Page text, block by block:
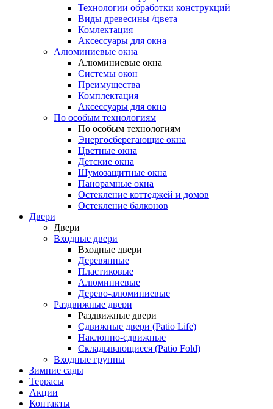
Технологии обработки конструкций
Виды древесины /цвета
Комлектация
Аксессуары для окна
Алюминиевые окна
Алюминиевые окна
Системы окон
Преимущества
Комплектация
Аксессуары для окна
По особым технологиям
По особым технологиям
Энергосберегающие окна
Цветные окна
Детские окна
Шумозащитные окна
Панорамные окна
Остекление коттеджей и домов
Остекление балконов
Двери
Двери
Входные двери
Входные двери
Деревянные
Пластиковые
Алюминиевые
Дерево-алюминиевые
Раздвижные двери
Раздвижные двери
Сдвижные двери (Patio Life)
Наклонно-сдвижные
Складывающиеся (Patio Fold)
Входные группы
Зимние сады
Террасы
Акции
Контакты